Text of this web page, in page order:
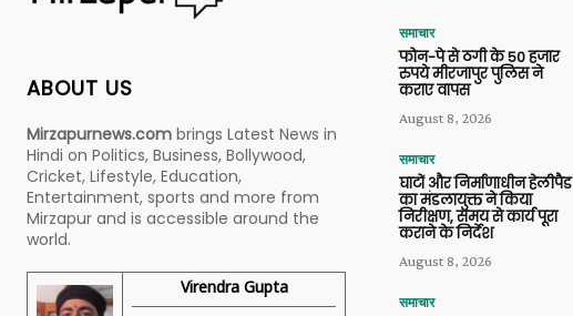
ABOUT US
Mirzapurnews.com brings Latest News in
Hindi on Politics, Business, Bollywood,
Cricket, Lifestyle, Education,
Entertainment, sports and more from
Mirzapur and is accessible around the
world.
Virendra Gupta
समाचार
फोन-पे से ठगी के 50 हजार
रुपये मीरजापुर पुलिस ने
कराए वापस
August 8, 2026
समाचार
घाटों और निर्माणाधीन हेलीपैड
का मंडलायुक्त ने किया
निरीक्षण, समय से कार्य पूरा
कराने के निर्देश
August 8, 2026
समाचार